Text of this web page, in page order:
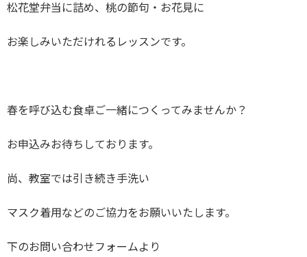
松花堂弁当に詰め、桃の節句・お花見に
お楽しみいただけれるレッスンです。
春を呼び込む食卓ご一緒につくってみませんか？
お申込みお待ちしております。
尚、教室では引き続き手洗い
マスク着用などのご協力をお願いいたします。
下のお問い合わせフォームより